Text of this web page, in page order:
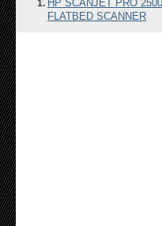
HP SCANJET PRO
FLATBED SCANNER